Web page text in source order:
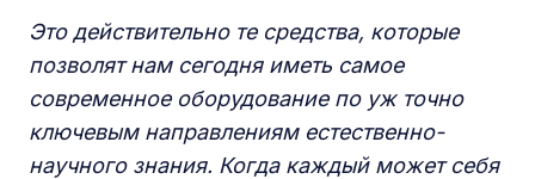
Это действительно те средства, которые
позволят нам сегодня иметь самое
современное оборудование по уж точно
ключевым направлениям естественно-
научного знания. Когда каждый может себя